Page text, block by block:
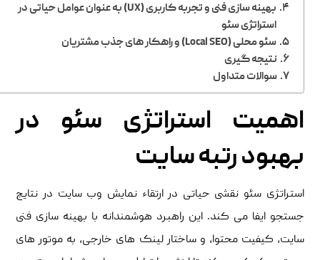
بهینه ‌سازی فنی و تجربه کاربری (UX) به عنوان عوامل حیاتی در
استراتژی سئو
سئو محلی (Local SEO) و راهکار های جذب مشتریان
نتیجه گیری
سوالات متداول
اهمیت استراتژی سئو در
بهبود رتبه سایت
استراتژی سئو نقشی حیاتی در ارتقاء نمایش وب‌ سایت در نتایج
جستجو ایفا می‌ کند. این راهبرد هوشمندانه با بهینه ‌سازی فنی
سایت، کیفیت محتوا، و ساختار لینک‌ های خارجی، به موتور های